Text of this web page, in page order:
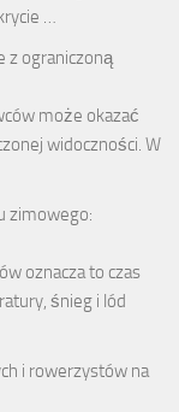
…
z ograniczoną
może okazać
widoczności. W
zimowego:
oznacza to czas
śnieg i lód
i rowerzystów na